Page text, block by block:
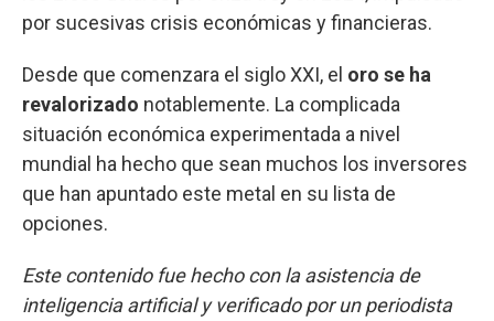
por sucesivas crisis económicas y financieras.
Desde que comenzara el siglo XXI, el oro se ha
revalorizado notablemente. La complicada
situación económica experimentada a nivel
mundial ha hecho que sean muchos los inversores
que han apuntado este metal en su lista de
opciones.
Este contenido fue hecho con la asistencia de
inteligencia artificial y verificado por un periodista